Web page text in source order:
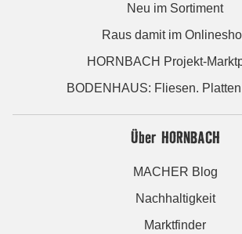
Neu im Sortiment
Raus damit im
HORNBACH Projekt-
BODENHAUS: Fliesen.
Über HORNBACH
MACHER Blog
Nachhaltigkeit
Marktfinder